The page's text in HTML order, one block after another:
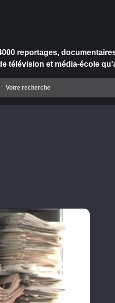
reportages,
télévision et média-école